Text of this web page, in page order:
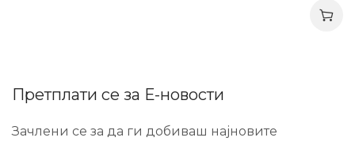
Претплати се за Е-новости
Зачлени се за да ги добиваш најновите